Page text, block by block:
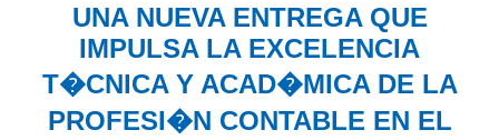
UNA NUEVA ENTREGA QUE
IMPULSA LA EXCELENCIA
T�CNICA Y ACAD�MICA DE LA
PROFESI�N CONTABLE EN EL